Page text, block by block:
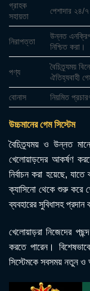
গ্রাহক
সহায়তা
পেশাদার ২৪/
নিরাপত্তা
উন্নত
নিশ্চিত করা।
পণ্য
বৈচিত্র্যময়
ঐতিহ্যবাহী
বোনাস নিয়মিত
উচ্চমানের গেম সিস্টেম
বৈচিত্র্যময় ও উন্নত
খেলোয়াড়দের আকর্ষণ
নির্বাচন করা হয়েছে,
ক্যাসিনো থেকে শুরু করে
ব্যবহারের সুবিধাসহ প্রদান
খেলোয়াড়রা নিজেদের
করতে পারেন।
সিস্টেমকে সবসময় নতুন ও